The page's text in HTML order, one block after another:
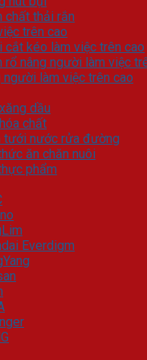
chất thải rắn
trên cao
cắt kéo làm việc trên cao
rổ nâng người làm việc
người làm việc trên cao
dầu
chất
tưới nước rửa đường
ăn chăn nuôi
phẩm
Everdigm